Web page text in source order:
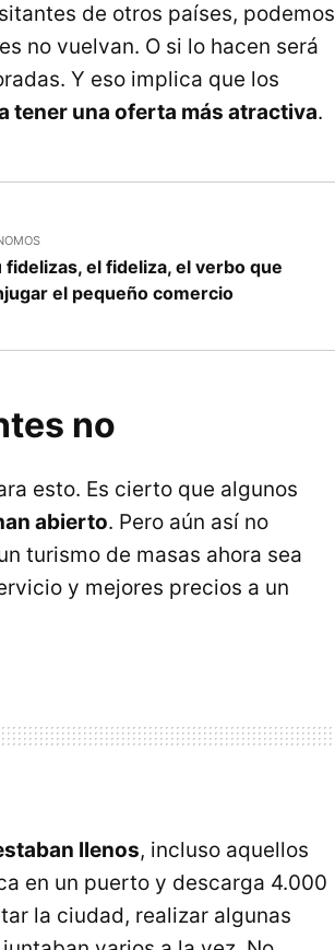
de otros países, podemos
no vuelvan. O si lo hacen será
Y eso implica que los
tener una oferta más atractiva.
fidelizas, el fideliza, el verbo que
el pequeño comercio
no
esto. Es cierto que algunos
abierto. Pero aún así no
turismo de masas ahora sea
y mejores precios a un
llenos, incluso aquellos
en un puerto y descarga 4.000
la ciudad, realizar algunas